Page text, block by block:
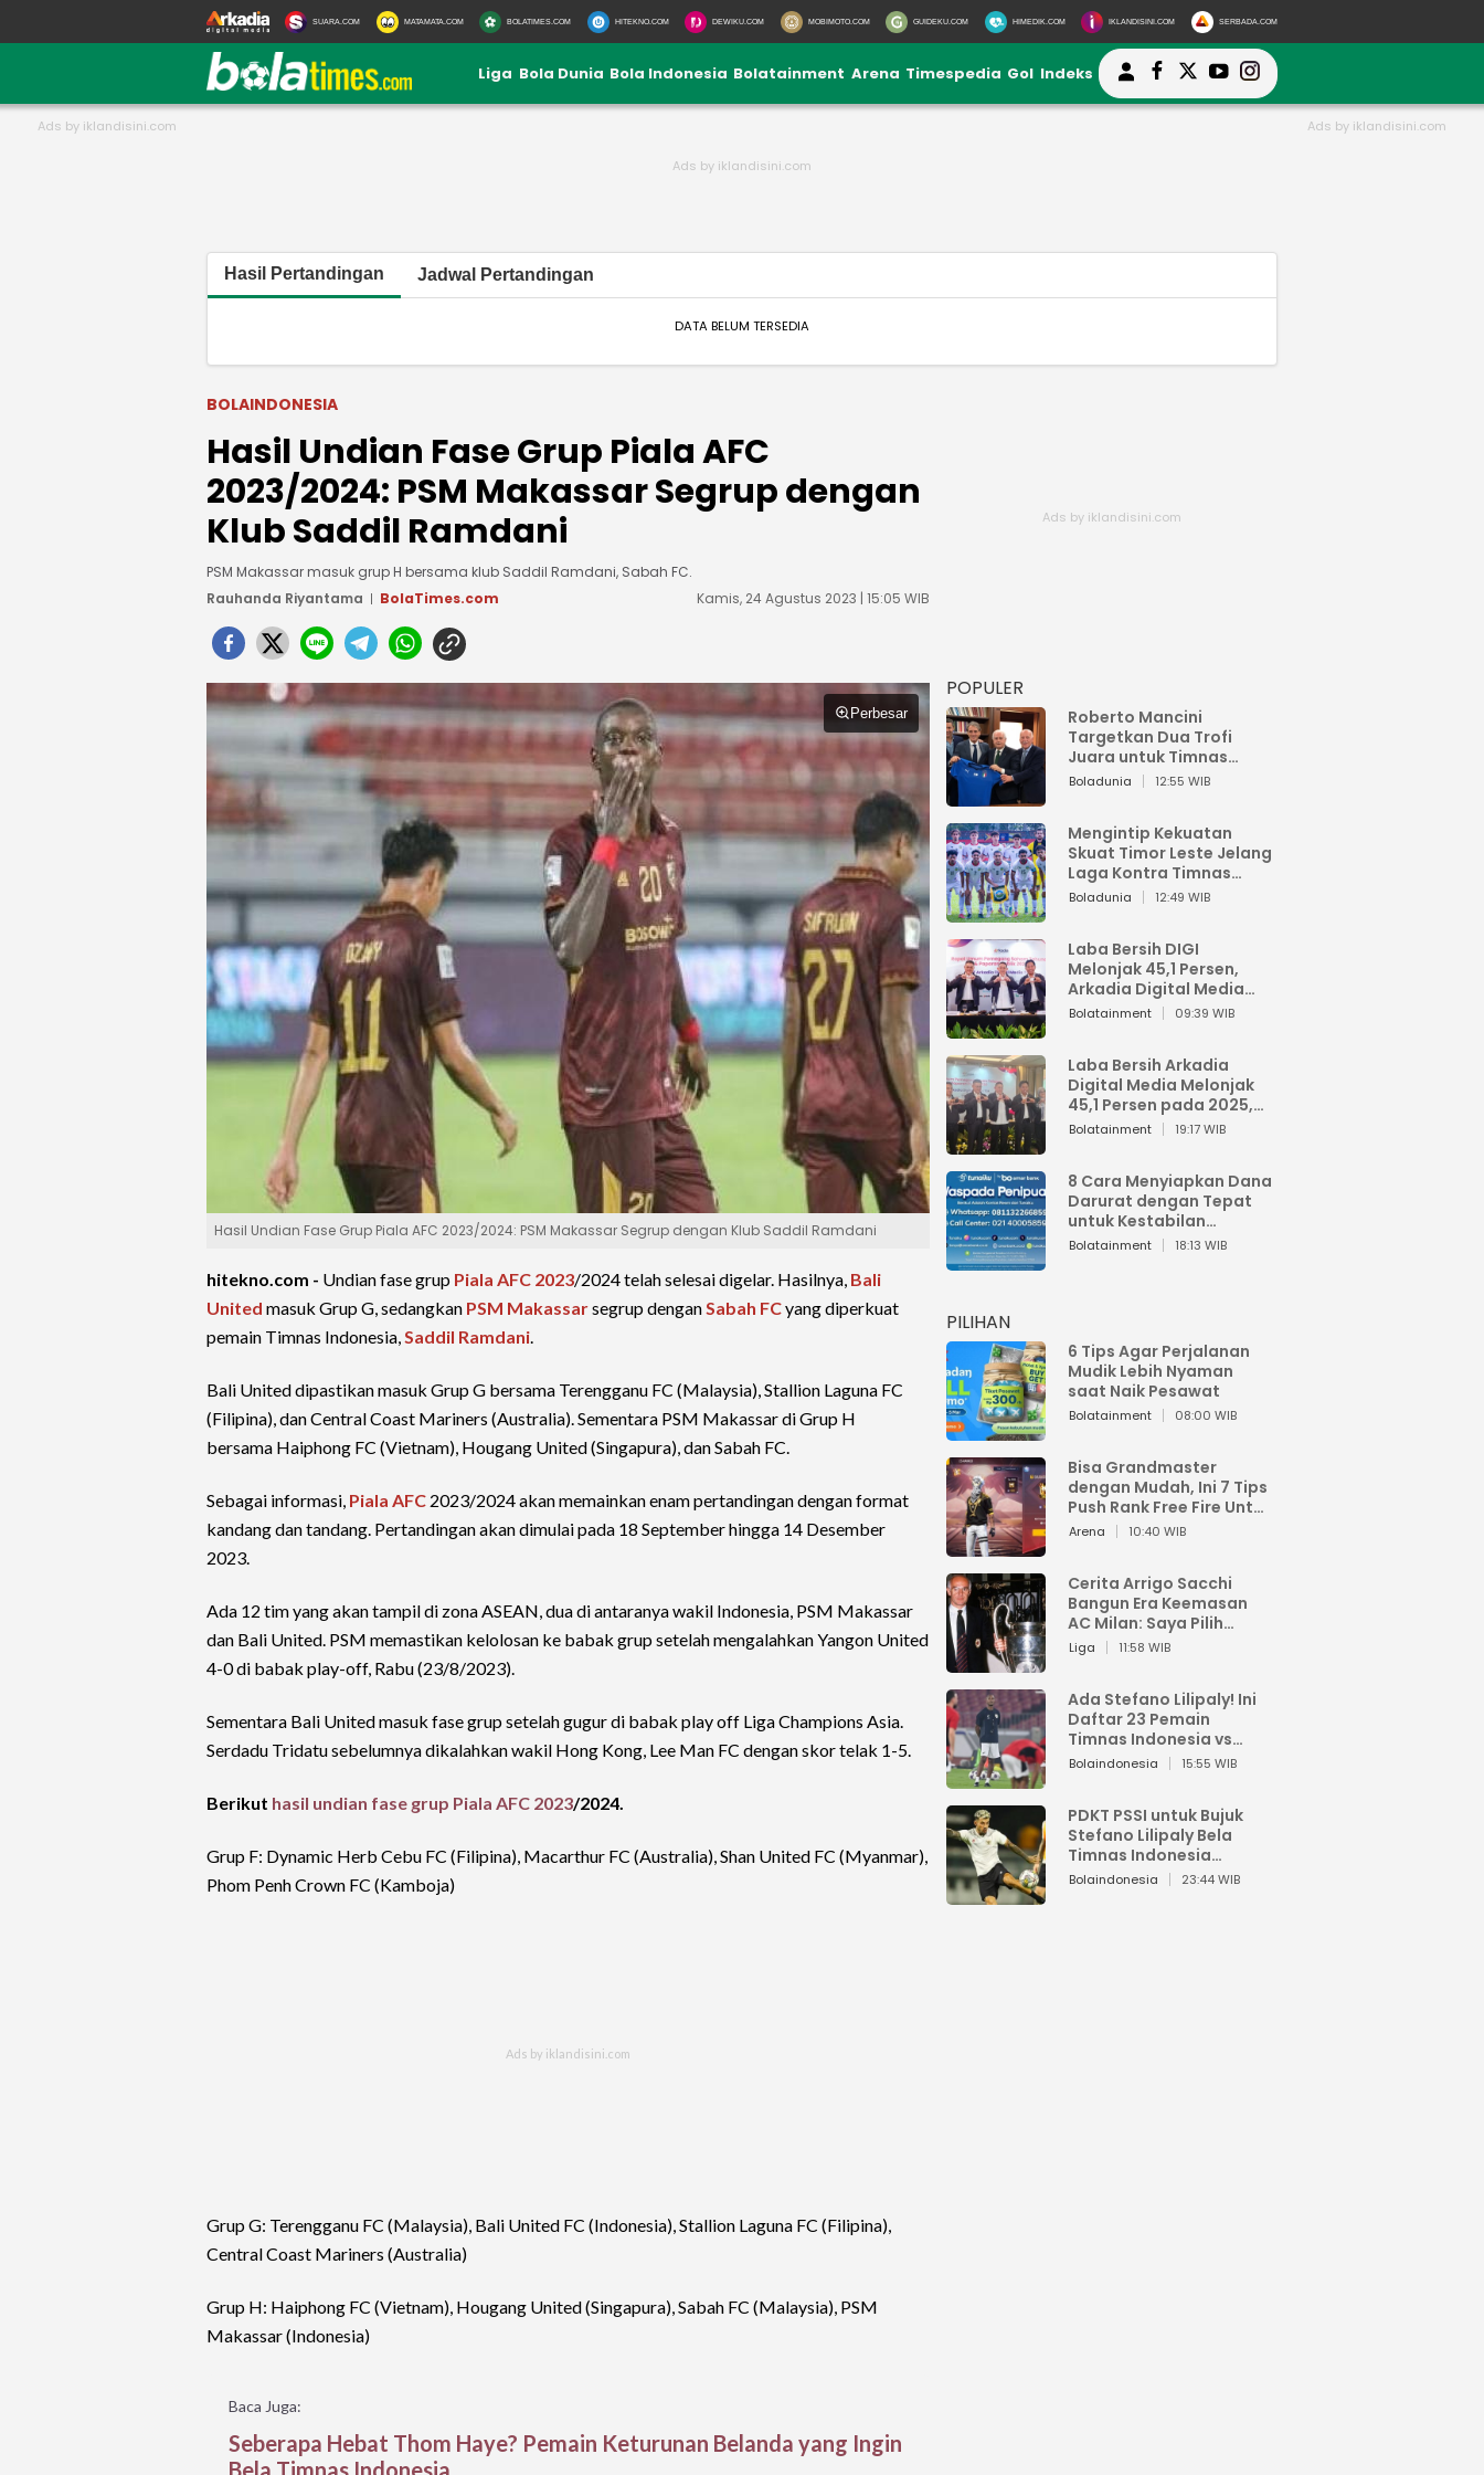
SUARA.COM MATAMATA.COM BOLATIMES.COM HITEKNO.COM DEWIKU.COM MOBIMOTO.COM GUIDEKU.COM HIMEDIK.COM IKLANDISINI.COM SERBADA.COM
Liga Bola Dunia Bola Indonesia Bolatainment Arena Timespedia Gol Indeks
Hasil Pertandingan Jadwal Pertandingan
DATA BELUM TERSEDIA
BOLAINDONESIA
Hasil Undian Fase Grup Piala AFC
2023/2024: PSM Makassar Segrup dengan
Klub Saddil Ramdani
PSM Makassar masuk grup H bersama klub Saddil Ramdani, Sabah FC.
Rauhanda Riyantama
BolaTimes.com Kamis, 24 Agustus 2023 | 15:05 WIB
Perbesar
Hasil Undian Fase Grup Piala AFC 2023/2024: PSM Makassar Segrup dengan Klub Saddil Ramdani
hitekno.com - Undian fase grup Piala AFC 2023/2024 telah selesai digelar. Hasilnya, Bali
United masuk Grup G, sedangkan PSM Makassarsegrup denganSabah FCyang diperkuat
pemain Timnas Indonesia,Saddil Ramdani.
Bali United dipastikan masuk Grup G bersama Terengganu FC (Malaysia), Stallion Laguna FC
(Filipina), dan Central Coast Mariners (Australia). Sementara PSM Makassar di Grup H
bersama Haiphong FC (Vietnam), Hougang United (Singapura), dan Sabah FC.
Sebagai informasi, Piala AFC 2023/2024 akan memainkan enam pertandingan dengan format
kandang dan tandang. Pertandingan akan dimulai pada 18 September hingga 14 Desember
2023.
Ada 12 tim yang akan tampil di zona ASEAN, dua di antaranya wakil Indonesia, PSM Makassar
dan Bali United. PSM memastikan kelolosan ke babak grup setelah mengalahkan Yangon United
4-0 di babak play-off, Rabu (23/8/2023).
Sementara Bali United masuk fase grup setelah gugur di babak play off Liga Champions Asia.
Serdadu Tridatu sebelumnya dikalahkan wakil Hong Kong, Lee Man FC dengan skor telak 1-5.
Berikut hasil undian fase grup Piala AFC 2023/2024.
Grup F: Dynamic Herb Cebu FC (Filipina), Macarthur FC (Australia), Shan United FC (Myanmar),
Phom Penh Crown FC (Kamboja)
Grup G: Terengganu FC (Malaysia), Bali United FC (Indonesia), Stallion Laguna FC (Filipina),
Central Coast Mariners (Australia)
Grup H: Haiphong FC (Vietnam), Hougang United (Singapura), Sabah FC (Malaysia), PSM
Makassar (Indonesia)
Baca Juga:
Seberapa Hebat Thom Haye? Pemain Keturunan Belanda yang Ingin
Bela Timnas Indonesia
POPULER
Roberto Mancini
Targetkan Dua Trofi
Juara untuk Timnas
Italia
Boladunia 12:55 WIB
Mengintip Kekuatan
Skuat Timor Leste Jelang
Laga Kontra Timnas
Indonesia di Piala AFF
Boladunia 12:49 WIB
Laba Bersih DIGI
Melonjak 45,1 Persen,
Arkadia Digital Media
Perkuat Bisnis AI dan
Bolatainment 09:39 WIB
Laba Bersih Arkadia
Digital Media Melonjak
45,1 Persen pada 2025,
Sentuh Rp1,76 Miliar
Bolatainment 19:17 WIB
8 Cara Menyiapkan Dana
Darurat dengan Tepat
untuk Kestabilan
Keuangan
Bolatainment 18:13 WIB
PILIHAN
6 Tips Agar Perjalanan
Mudik Lebih Nyaman
saat Naik Pesawat
Bolatainment 08:00 WIB
Bisa Grandmaster
dengan Mudah, Ini 7 Tips
Push Rank Free Fire Untuk
Pemula
Arena 10:40 WIB
Cerita Arrigo Sacchi
Bangun Era Keemasan
AC Milan: Saya Pilih
Pemain dari Isi Otaknya
Liga 11:58 WIB
Ada Stefano Lilipaly! Ini
Daftar 23 Pemain
Timnas Indonesia vs
China
Bolaindonesia 15:55 WIB
PDKT PSSI untuk Bujuk
Stefano Lilipaly Bela
Timnas Indonesia
Berakhir Berantakan
Bolaindonesia 23:44 WIB